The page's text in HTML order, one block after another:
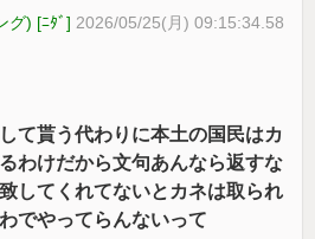
グ) [ﾆﾀﾞ] 2026/05/25(月) 09:15:34.58
て貰う代わりに本土の国民はカ
わけだから文句あんなら返すな
してくれてないとカネは取られ
でやってらんないって